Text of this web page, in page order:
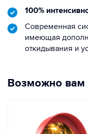
100%
Современная
имеющая
откидывания и
Возможно вам